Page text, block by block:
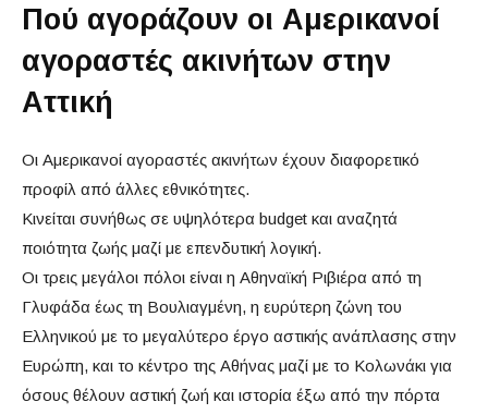
Πού αγοράζουν οι Αμερικανοί
αγοραστές ακινήτων στην
Αττική
Οι Αμερικανοί αγοραστές ακινήτων έχουν διαφορετικό
προφίλ από άλλες εθνικότητες.
Κινείται συνήθως σε υψηλότερα budget και αναζητά
ποιότητα ζωής μαζί με επενδυτική λογική.
Οι τρεις μεγάλοι πόλοι είναι η Αθηναϊκή Ριβιέρα από τη
Γλυφάδα έως τη Βουλιαγμένη, η ευρύτερη ζώνη του
Ελληνικού με το μεγαλύτερο έργο αστικής ανάπλασης στην
Ευρώπη, και το κέντρο της Αθήνας μαζί με το Κολωνάκι για
όσους θέλουν αστική ζωή και ιστορία έξω από την πόρτα